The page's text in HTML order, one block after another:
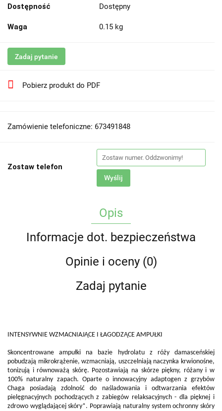
Dostępność Dostępny
Waga 0.15 kg
Zadaj pytanie
Pobierz produkt do PDF
Zamówienie telefoniczne: 673491848
Zostaw telefon
Wyślij
Opis
Informacje dot. bezpieczeństwa
Opinie i oceny (0)
Zadaj pytanie
INTENSYWNIE WZMACNIAJĄCE I ŁAGODZĄCE AMPUŁKI
Skoncentrowane ampułki na bazie hydrolatu z róży damasceńskiej
pobudzają mikrokrążenie, wzmacniają, uszczelniają naczynka krwionośne,
tonizują i równoważą skórę. Pozostawiają na skórze piękny, różany i w
100% naturalny zapach. Oparte o innowacyjny adaptogen z grzybów
Chaga posiadają zdolność do naśladowania i odtwarzania efektów
pielęgnacyjnych pochodzących z zabiegów relaksacyjnych - dla pięknej i
zdrowo wyglądającej skóry*. Poprawiają naturalny system ochronny skóry